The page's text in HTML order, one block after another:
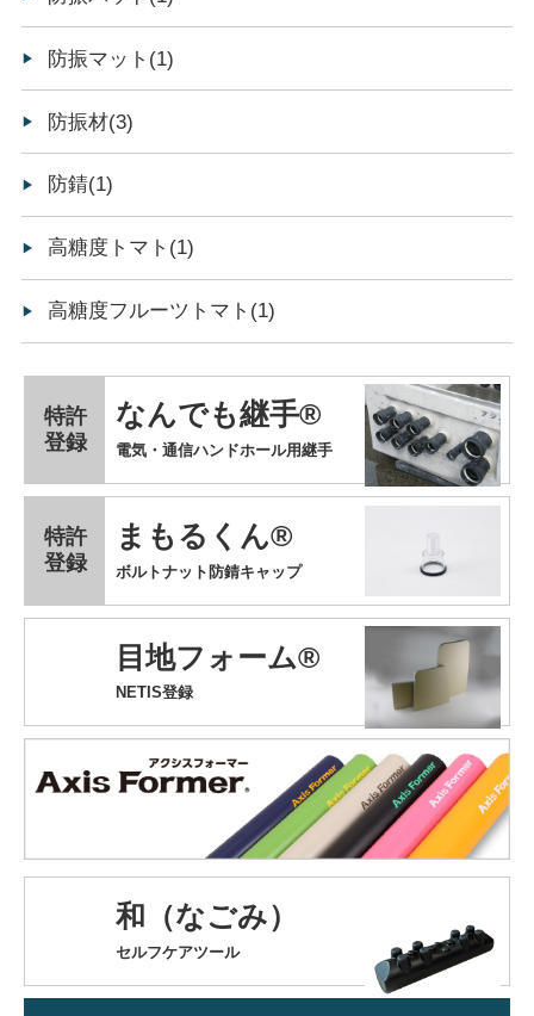
防振マット(1)
防振材(3)
防錆(1)
高糖度トマト(1)
高糖度フルーツトマト(1)
なんでも継手®
特許
登録
電気・通信ハンドホール用継手
まもるくん®
特許
登録
ボルトナット防錆キャップ
目地フォーム®
NETIS登録
和（なごみ）
セルフケアツール